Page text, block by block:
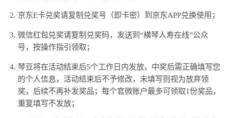
京东E卡兑奖请复制兑奖号（即卡密）到京东APP兑换使用；
微信红包兑奖请复制兑奖码，发送到“横琴人寿在线”公众
号，按操作指引领取；
琴豆将在活动结束后5个工作日内发放，中奖后需正确填写您
的个人信息，活动结束后不予修改，未填写则视为放弃领
奖，后续不再补发奖品；每个官微账户最多可领取1份奖品，
重复填写不发放；